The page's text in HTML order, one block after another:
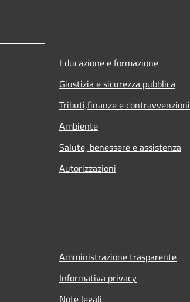
Educazione e formazione
Giustizia e sicurezza pubblica
Tributi,finanze e contravvenzioni
Ambiente
Salute, benessere e assistenza
Autorizzazioni
Amministrazione trasparente
Informativa privacy
Note legali